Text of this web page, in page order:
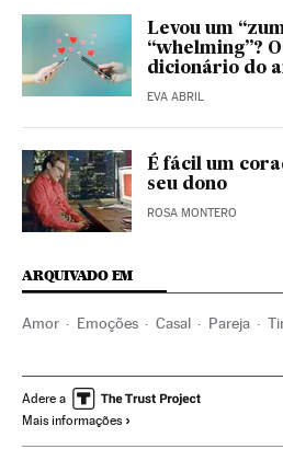
Levou um
“whelming”?
dicionário do
EVA ABRIL
É fácil um
seu dono
ROSA MONTERO
ARQUIVADO EM
Amor Emoções Casal Pareja
Relações sexuais
Adere a
Mais informações